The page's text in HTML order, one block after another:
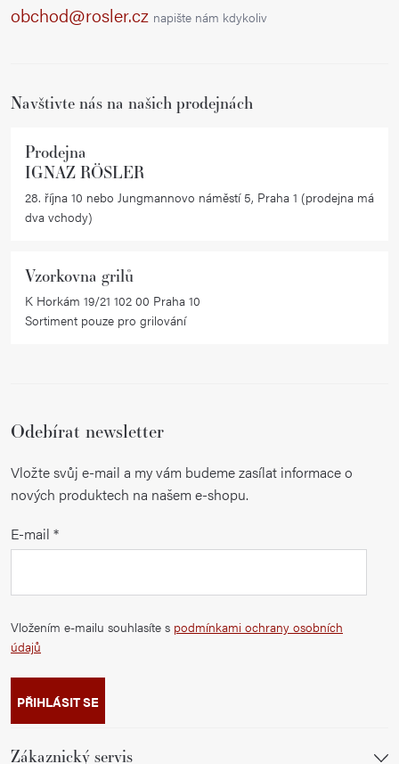
obchod@rosler.cz napište nám kdykoliv
Navštivte nás na našich prodejnách
Prodejna
IGNAZ RÖSLER
28. října 10 nebo Jungmannovo náměstí 5, Praha 1 (prodejna má
dva vchody)
Vzorkovna grilů
K Horkám 19/21 102 00 Praha 10
Sortiment pouze pro grilování
Odebírat newsletter
Vložte svůj e-mail a my vám budeme zasílat informace o
nových produktech na našem e-shopu.
E-mail
Vložením e-mailu souhlasíte s podmínkami ochrany osobních
údajů
PŘIHLÁSIT SE
Zákaznický servis